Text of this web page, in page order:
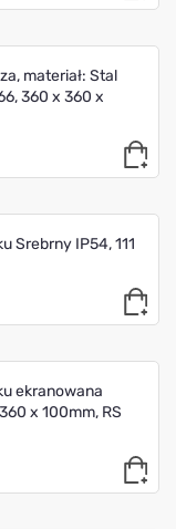
materiał: Stal
360 x 360 x
Srebrny IP54, 111
ekranowana
x 100mm, RS